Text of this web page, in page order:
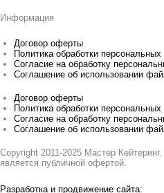
Информация
Договор оферты
Политика обработки
Согласие на обработку
Соглашение об использовании
Договор оферты
Политика обработки
Согласие на обработку
Соглашение об использовании
Copyright 2011-2025 Мастер
является публичной офертой.
Разработка и продвижение сайта: